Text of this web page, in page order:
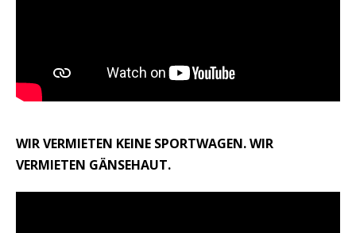
WIR VERMIETEN KEINE SPORTWAGEN. WIR
VERMIETEN GÄNSEHAUT.